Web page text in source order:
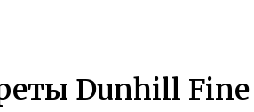
Dunhill